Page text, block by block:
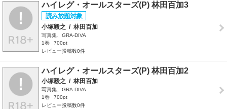
ハイレグ・オールスターズ(P) 林田百加3
小塚毅之 / 林田百加
写真集、GRA-DIVA
1巻
700pt
レビュー投稿数0件
ハイレグ・オールスターズ(P) 林田百加2
小塚毅之 / 林田百加
写真集、GRA-DIVA
1巻
700pt
レビュー投稿数0件